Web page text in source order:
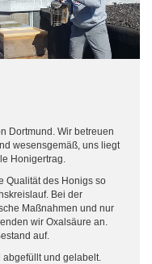
Dortmund. Wir betreuen
wesensgemäß, uns liegt
Honigertrag.
Qualität des Honigs so
Bei der
Maßnahmen und nur
wir Oxalsäure an.
auf.
und gelabelt.